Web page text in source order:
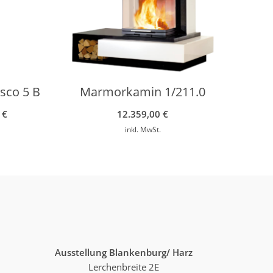
5 B
€
Marmorkamin 1/211.0
12.359,00€
inkl. MwSt.
Ausstellung Blankenburg/ Harz
Lerchenbreite 2E